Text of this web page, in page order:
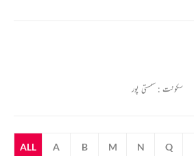
سکونت : سمستی پور
ALL A B M N Q